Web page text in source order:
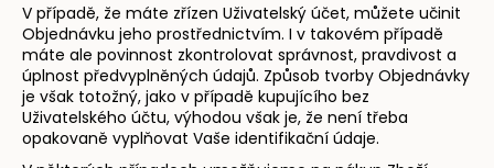
V případě, že máte zřízen Uživatelský účet, můžete učinit
Objednávku jeho prostřednictvím. I v takovém případě
máte ale povinnost zkontrolovat správnost, pravdivost a
úplnost předvyplněných údajů. Způsob tvorby Objednávky
je však totožný, jako v případě kupujícího bez
Uživatelského účtu, výhodou však je, že není třeba
opakovaně vyplňovat Vaše identifikační údaje.